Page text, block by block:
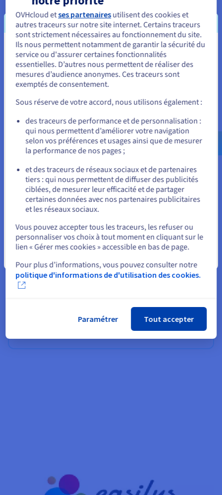
Lota.cloud
Lota.cloud, éditeur de logiciels FinOps en forte
croissance, améliore sa performance de 15% grâce à
Public Cloud Databases for MongoDB.
En savoir plus
Combigo
Dans le cadre du programme pour les startups
d'OVHcloud, la startup Combigo, spécialisée dans la
comparaison de voyages, utilise Managed Databases for
opérationnelles et de soutenir sa croissance..
Vous semblez être localisé en États-
Unis.
Pour commander, rendez-vous sur le site de votre pays (États-
Allez sur le site États-Unis
us.ovhcloud.com/
Anglais USD - $
ou
Rester sur le site actuel
Sélectionner un autre site web
OVHcloud etses partenairesutilisent des cookies et
autres traceurs sur notre site internet. Certains traceurs
sont strictement nécessaires au fonctionnement du site.
Ils nous permettent notamment de garantir la sécurité du
service ou d'assurer certaines fonctionnalités
essentielles. D’autres nous permettent de réaliser des
mesures d’audience anonymes. Ces traceurs sont
exemptés de consentement.
Sous réserve de votre accord, nous utilisons également :
des traceurs de performance et de personnalisation :
qui nous permettent d’améliorer votre navigation
selon vos préférences et usages ainsi que de mesurer
la performance de nos pages ;
et des traceurs de réseaux sociaux et de partenaires
tiers : qui nous permettent de diffuser des publicités
ciblées, de mesurer leur efficacité et de partager
certaines données avec nos partenaires publicitaires
et les réseaux sociaux.
Vous pouvez accepter tous les traceurs, les refuser ou
personnaliser vos choix à tout moment en cliquant sur le
lien « Gérer mes cookies » accessible en bas de page.
Pour plus d’informations, vous pouvez consulter notre
politique d'informations de d'utilisation des cookies.
Paramétrer Tout accepter